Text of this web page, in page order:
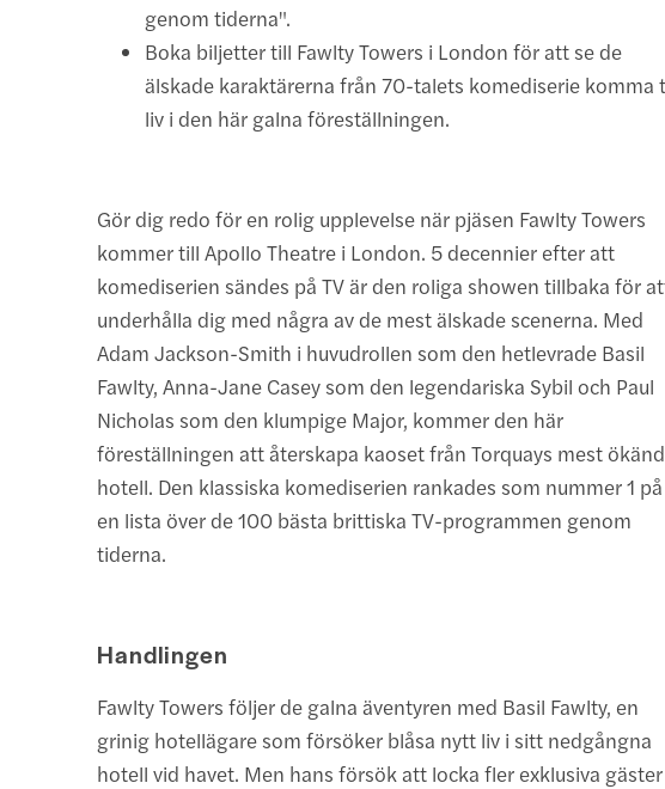
genom tiderna".
Boka biljetter till Fawlty Towers i London för att se de
älskade karaktärerna från 70-talets komediserie komma
liv i den här galna föreställningen.
Gör dig redo för en rolig upplevelse när pjäsen Fawlty Towers
kommer till Apollo Theatre i London. 5 decennier efter att
komediserien sändes på TV är den roliga showen tillbaka för
underhålla dig med några av de mest älskade scenerna. Med
Adam Jackson-Smith i huvudrollen som den hetlevrade Basil
Fawlty, Anna-Jane Casey som den legendariska Sybil och Paul
Nicholas som den klumpige Major, kommer den här
föreställningen att återskapa kaoset från Torquays mest
hotell. Den klassiska komediserien rankades som nummer 1 på
en lista över de 100 bästa brittiska TV-programmen genom
tiderna.
Handlingen
Fawlty Towers följer de galna äventyren med Basil Fawlty, en
grinig hotellägare som försöker blåsa nytt liv i sitt nedgångna
hotell vid havet. Men hans försök att locka fler exklusiva gäster